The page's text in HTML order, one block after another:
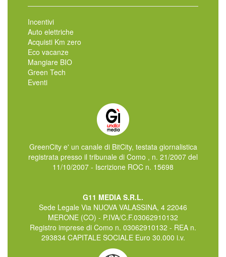
Incentivi
Auto elettriche
Acquisti Km zero
Eco vacanze
Mangiare BIO
Green Tech
Eventi
GreenCity e' un canale di BitCity, testata giornalistica
registrata presso il tribunale di Como , n. 21/2007 del
11/10/2007 - Iscrizione ROC n. 15698
G11 MEDIA S.R.L.
Sede Legale Via NUOVA VALASSINA, 4 22046
MERONE (CO) - P.IVA/C.F.03062910132
Registro imprese di Como n. 03062910132 - REA n.
293834 CAPITALE SOCIALE Euro 30.000 i.v.